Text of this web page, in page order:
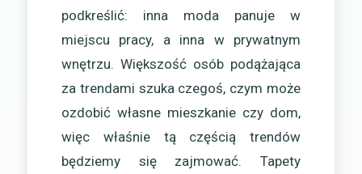
podkreślić: inna moda panuje w
miejscu pracy, a inna w prywatnym
wnętrzu. Większość osób podążająca
za trendami szuka czegoś, czym może
ozdobić własne mieszkanie czy dom,
więc właśnie tą częścią trendów
będziemy się zajmować. Tapety